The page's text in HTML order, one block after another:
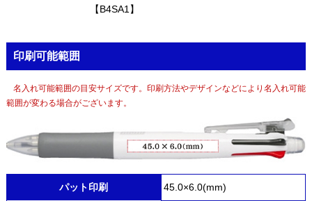
【B4SA1】
印刷可能範囲
名入れ可能範囲の目安サイズです。印刷方法やデザインなどにより名入れ可能
範囲が変わる場合がございます。
パット印刷 45.0×6.0(mm)